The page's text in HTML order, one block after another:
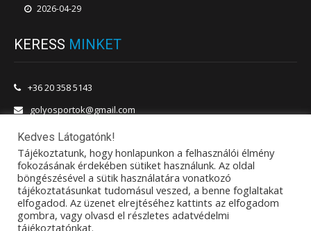
2026-04-29
KERESS MINKET
+36 20 358 5143
golyosportok@gmail.com
1201 Budapest, Vörösmarty utca 180.
Kedves Látogatónk!
Tájékoztatunk, hogy honlapunkon a felhasználói élmény
fokozásának érdekében sütiket használunk. Az oldal
böngészésével a sütik használatára vonatkozó
tájékoztatásunkat tudomásul veszed, a benne foglaltakat
elfogadod. Az üzenet elrejtéséhez kattints az elfogadom
gombra, vagy olvasd el részletes adatvédelmi
tájékoztatónkat.